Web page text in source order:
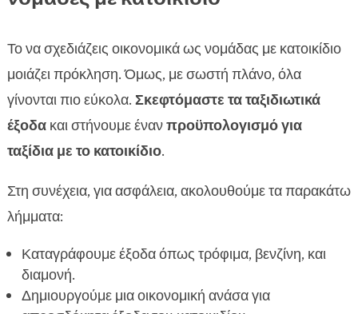
Το να σχεδιάζεις οικονομικά ως νομάδας με κατοικίδιο
μοιάζει πρόκληση. Όμως, με σωστή πλάνο, όλα
γίνονται πιο εύκολα. Σκεφτόμαστε τα ταξιδιωτικά
έξοδακαι στήνουμε ένανπροϋπολογισμό για
ταξίδια με το κατοικίδιο.
Στη συνέχεια, για ασφάλεια, ακολουθούμε τα παρακάτω
λήμματα:
Καταγράφουμε έξοδα όπως τρόφιμα, βενζίνη, και
διαμονή.
Δημιουργούμε μια οικονομική ανάσα για